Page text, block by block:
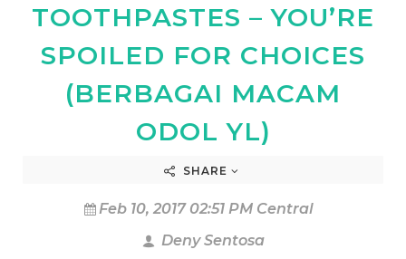
TOOTHPASTES – YOU’RE
SPOILED FOR CHOICES
(BERBAGAI MACAM
ODOL YL)
SHARE
Feb 10, 2017 02:51 PM Central
Deny Sentosa